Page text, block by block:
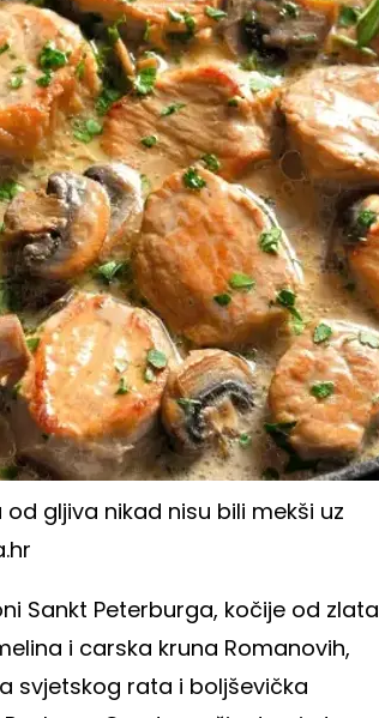
gljiva nikad nisu bili mekši uz
Sankt Peterburga, kočije od zlata
i carska kruna Romanovih,
svjetskog rata i boljševička